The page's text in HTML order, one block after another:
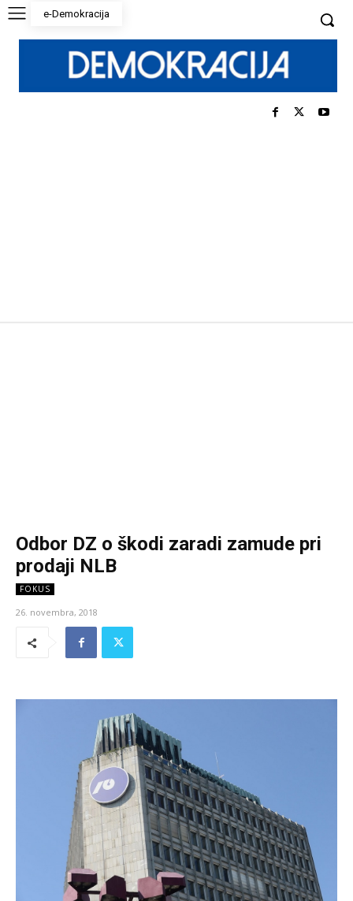
e-Demokracija
Odbor DZ o škodi zaradi zamude pri
prodaji NLB
FOKUS
26. novembra, 2018